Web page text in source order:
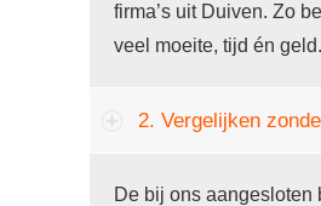
firma’s uit Duiven. Zo
veel moeite, tijd én geld.
2. Vergelijken
De bij ons aangesloten